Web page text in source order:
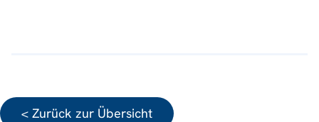
< Zurück zur Übersicht